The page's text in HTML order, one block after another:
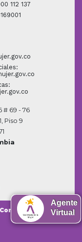
112 137
# 69 - 76
Piso 9
de
Agente
Virtual